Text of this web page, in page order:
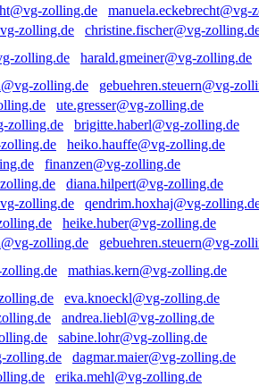
manuela.eckebrecht@vg-
christine.fischer@vg-
harald.gmeiner@vg-zolling.de
gebuehren.steuern@vg-
ute.gresser@vg-zolling.de
brigitte.haberl@vg-zolling.de
heiko.hauffe@vg-zolling.de
finanzen@vg-zolling.de
diana.hilpert@vg-zolling.de
qendrim.hoxhaj@vg-
heike.huber@vg-zolling.de
gebuehren.steuern@vg-
mathias.kern@vg-zolling.de
eva.knoeckl@vg-zolling.de
andrea.liebl@vg-zolling.de
sabine.lohr@vg-zolling.de
dagmar.maier@vg-zolling.de
erika.mehl@vg-zolling.de